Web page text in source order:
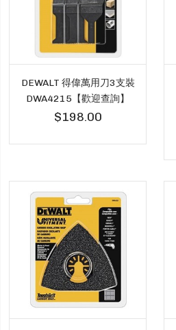
DEWALT 得偉萬用刀3支裝
DWA4215【歡迎查詢】
$198.00